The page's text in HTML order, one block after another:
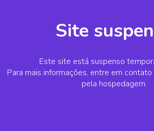
Site
Este site está suspenso
Para mais informações, entre em
pela hospedagem.